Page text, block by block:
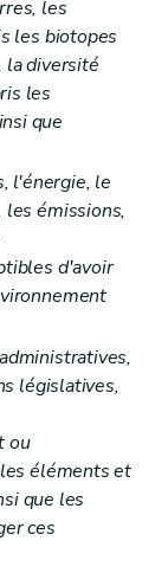
les
les biotopes
la diversité
les
que
l'énergie, le
émissions,
d'avoir
législatives,
ou
éléments et
que les
ces